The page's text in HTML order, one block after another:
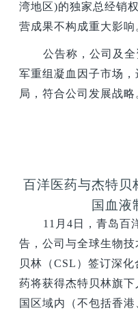
湾地区)的独家总经销
营成果不构成重大影响
公告称，公司及
军重组凝血因子市场
局，符合公司发展战略
百洋医药与杰特贝
国血液
11 月4日，青岛百
告，公司与全球生物
贝林（CSL）签订深
药将获得杰特贝林旗
国区域内（不包括香